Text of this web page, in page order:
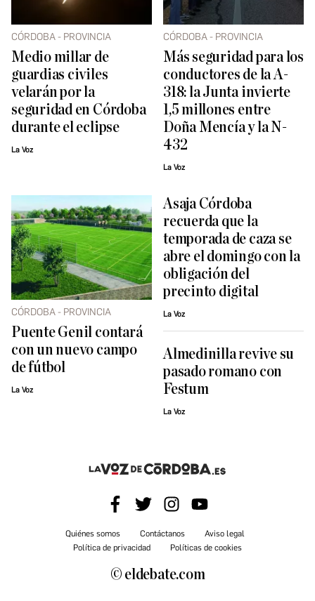
CÓRDOBA - PROVINCIA
Medio millar de
guardias civiles
velarán por la
seguridad en Córdoba
durante el eclipse
La Voz
CÓRDOBA - PROVINCIA
Más seguridad para los
conductores de la A-
318: la Junta invierte
1,5 millones entre
Doña Mencía y la N-
432
La Voz
CÓRDOBA - PROVINCIA
Puente Genil contará
con un nuevo campo
de fútbol
La Voz
Asaja Córdoba
recuerda que la
temporada de caza se
abre el domingo con la
obligación del
precinto digital
La Voz
Almedinilla revive su
pasado romano con
Festum
La Voz
Quiénes somos Contáctanos
Aviso legal
Política de privacidad
Políticas de cookies
© eldebate.com